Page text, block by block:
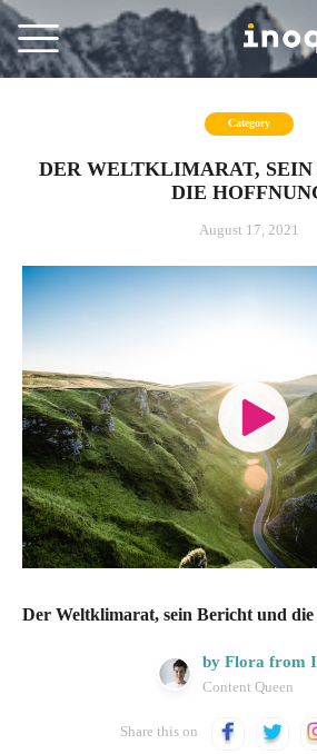
Category
DER WELTKLIMARAT,
DIE
August 17, 2021
Der Weltklimarat, sein Bericht und
by Flora from
Content Queen
Share this on